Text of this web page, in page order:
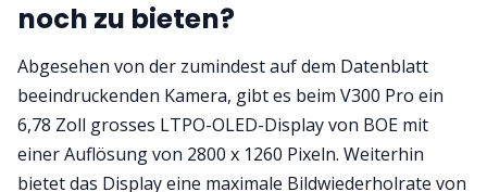
noch zu bieten?
Abgesehen von der zumindest auf dem Datenblatt
beeindruckenden Kamera, gibt es beim V300 Pro ein
6,78 Zoll grosses LTPO-OLED-Display von BOE mit
einer Auflösung von 2800 x 1260 Pixeln. Weiterhin
bietet das Display eine maximale Bildwiederholrate von